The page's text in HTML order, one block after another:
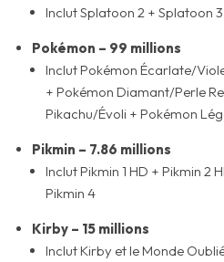
Inclut Splatoon 2 + Splatoon 3
Pokémon – 99 millions
Inclut Pokémon Écarlate/
+ Pokémon Diamant/Perle
Pikachu/Évoli + Pokémon
Pikmin – 7.86 millions
Inclut Pikmin 1 HD + Pikmin 2
Pikmin 4
Kirby – 15 millions
Inclut Kirby et le Monde